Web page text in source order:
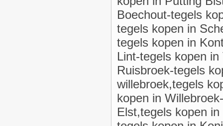
Boechout-tegels
tegels kopen in
tegels kopen in
Lint-tegels kopen
Ruisbroek-tegels
willebroek,tegels
kopen in
Elst,tegels kopen